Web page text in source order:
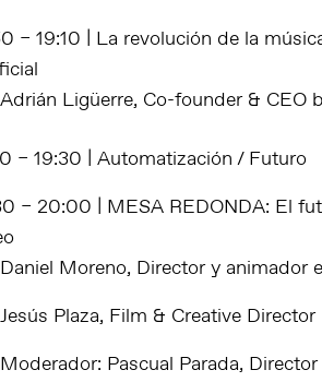
– 19:10 | La revolución de la
Adrián Ligüerre, Co-founder & CEO
– 19:30 | Automatización / Futuro
– 20:00 | MESA REDONDA: El
Daniel Moreno, Director y animador
Jesús Plaza, Film & Creative Director
Moderador: Pascual Parada,